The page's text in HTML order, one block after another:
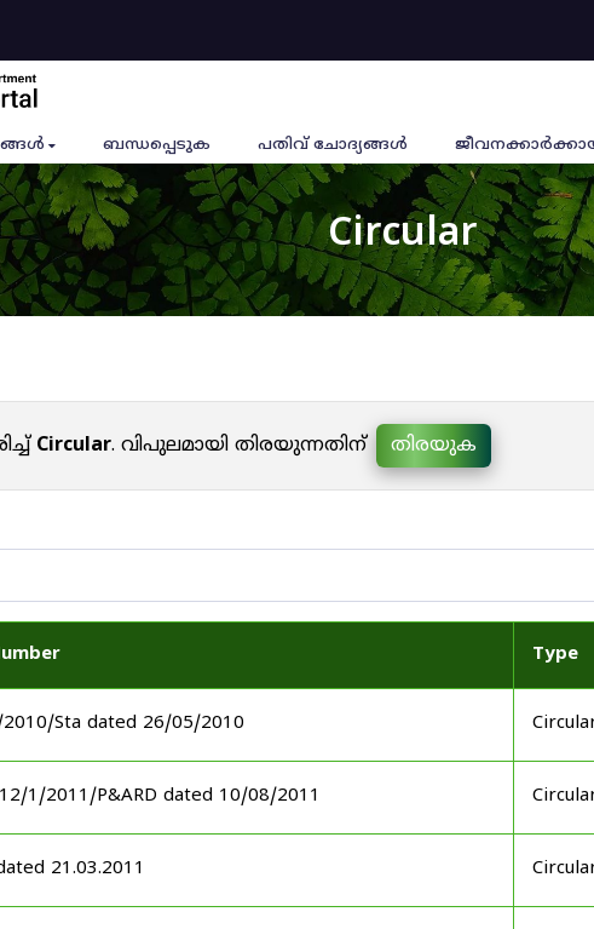
ബന്ധപ്പെടുക പതിവ് ചോദ്യങ്ങൾ
Circular
Circular. വിപുലമായി തിരയുന്നതിന് തിരയുക
Type
Sta dated 26/05/2010
1/2011/P&ARD dated 10/08/2011
21.03.2011